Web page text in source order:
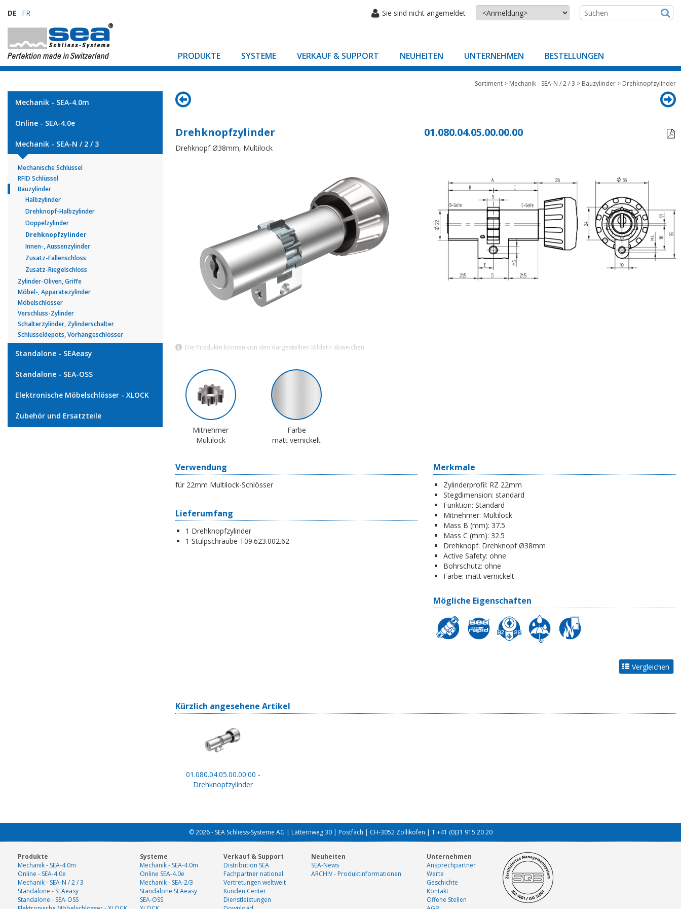
DE FR Sie sind nicht angemeldet
PRODUKTE SYSTEME VERKAUF & SUPPORT NEUHEITEN UNTERNEHMEN BESTELLUNGEN
Mechanik - SEA-4.0m
Online - SEA-4.0e
Mechanik - SEA-N / 2 / 3
Mechanische Schlüssel
RFID Schlüssel
Bauzylinder
Halbzylinder
Drehknopf-Halbzylinder
Doppelzylinder
Drehknopfzylinder
Innen-, Aussenzylinder
Zusatz-Fallenschloss
Zusatz-Riegelschloss
Zylinder-Oliven, Griffe
Möbel-, Apparatezylinder
Möbelschlösser
Verschluss-Zylinder
Schalterzylinder, Zylinderschalter
Schlüsseldepots, Vorhängeschlösser
Standalone - SEAeasy
Standalone - SEA-OSS
Elektronische Möbelschlösser - XLOCK
Zubehör und Ersatzteile
Sortiment > Mechanik - SEA-N / 2 / 3 > Bauzylinder > Drehknopfzylinder
Drehknopfzylinder 01.080.04.05.00.00.00

Drehknopf Ø38mm, Multilock
Die Produkte können von den dargestellten Bildern abweichen
Mitnehmer
Multilock
Farbe
matt vernickelt
Verwendung
für 22mm Multilock-Schlösser
Lieferumfang
1 Drehknopfzylinder
1 Stulpschraube T09.623.002.62
Merkmale
Zylinderprofil: RZ 22mm
Stegdimension: standard
Funktion: Standard
Mitnehmer: Multilock
Mass B (mm): 37.5
Mass C (mm): 32.5
Drehknopf: Drehknopf Ø38mm
Active Safety: ohne
Bohrschutz: ohne
Farbe: matt vernickelt
Mögliche Eigenschaften
Kürzlich angesehene Artikel
01.080.04.05.00.00.00 -
Drehknopfzylinder
© 2026 - SEA Schliess-Systeme AG | Lätternweg 30 | Postfach | CH-3052 Zollikofen | T +41 (0)31 915 20 20
Produkte
Mechanik - SEA-4.0m
Online - SEA-4.0e
Mechanik - SEA-N / 2 / 3
Standalone - SEAeasy
Standalone - SEA-OSS
Systeme
Mechanik - SEA-4.0m
Online SEA-4.0e
Mechanik - SEA-2/3
Standalone SEAeasy
SEA-OSS
Verkauf & Support
Distribution SEA
Fachpartner national
Vertretungen weltweit
Kunden Center
Dienstleistungen
Neuheiten
SEA-News
ARCHIV - Produktinformationen
Unternehmen
Ansprechpartner
Werte
Geschichte
Kontakt
Offene Stellen